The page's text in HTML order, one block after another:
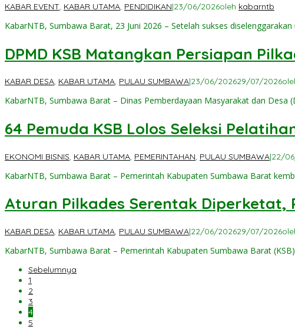
KABAR EVENT, KABAR UTAMA, PENDIDIKAN|23/06/2026oleh kabarntb
KabarNTB, Sumbawa Barat, 23 Juni 2026 – Setelah sukses
DPMD KSB Matangkan Persiapan
KABAR DESA, KABAR UTAMA, PULAU SUMBAWA|23/06/202629/07/2026
KabarNTB, Sumbawa Barat – Dinas Pemberdayaan Masyarakat dan Desa
64 Pemuda KSB Lolos Seleksi
EKONOMI BISNIS KABAR UTAMA PEMERINTAHAN PULAU SUMBAWA|22/
KabarNTB, Sumbawa Barat – Pemerintah Kabupaten Sumbawa Barat
Aturan Pilkades Serentak Diperketat,
KABAR DESA, KABAR UTAMA, PULAU SUMBAWA|22/06/202629/07/2026
KabarNTB, Sumbawa Barat – Pemerintah Kabupaten Sumbawa Barat
Sebelumnya
1
2
3
4
5